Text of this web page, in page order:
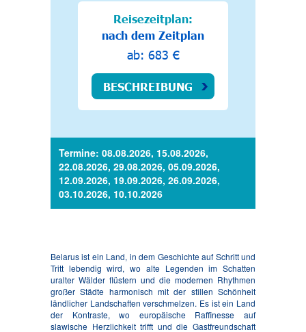
Reisezeitplan:
nach dem Zeitplan
ab: 683 €
BESCHREIBUNG
Termine: 08.08.2026, 15.08.2026,
22.08.2026, 29.08.2026, 05.09.2026,
12.09.2026, 19.09.2026, 26.09.2026,
03.10.2026, 10.10.2026
Belarus ist ein Land, in dem Geschichte auf Schritt und
Tritt lebendig wird, wo alte Legenden im Schatten
uralter Wälder flüstern und die modernen Rhythmen
großer Städte harmonisch mit der stillen Schönheit
ländlicher Landschaften verschmelzen. Es ist ein Land
der Kontraste, wo europäische Raffinesse auf
slawische Herzlichkeit trifft und die Gastfreundschaft